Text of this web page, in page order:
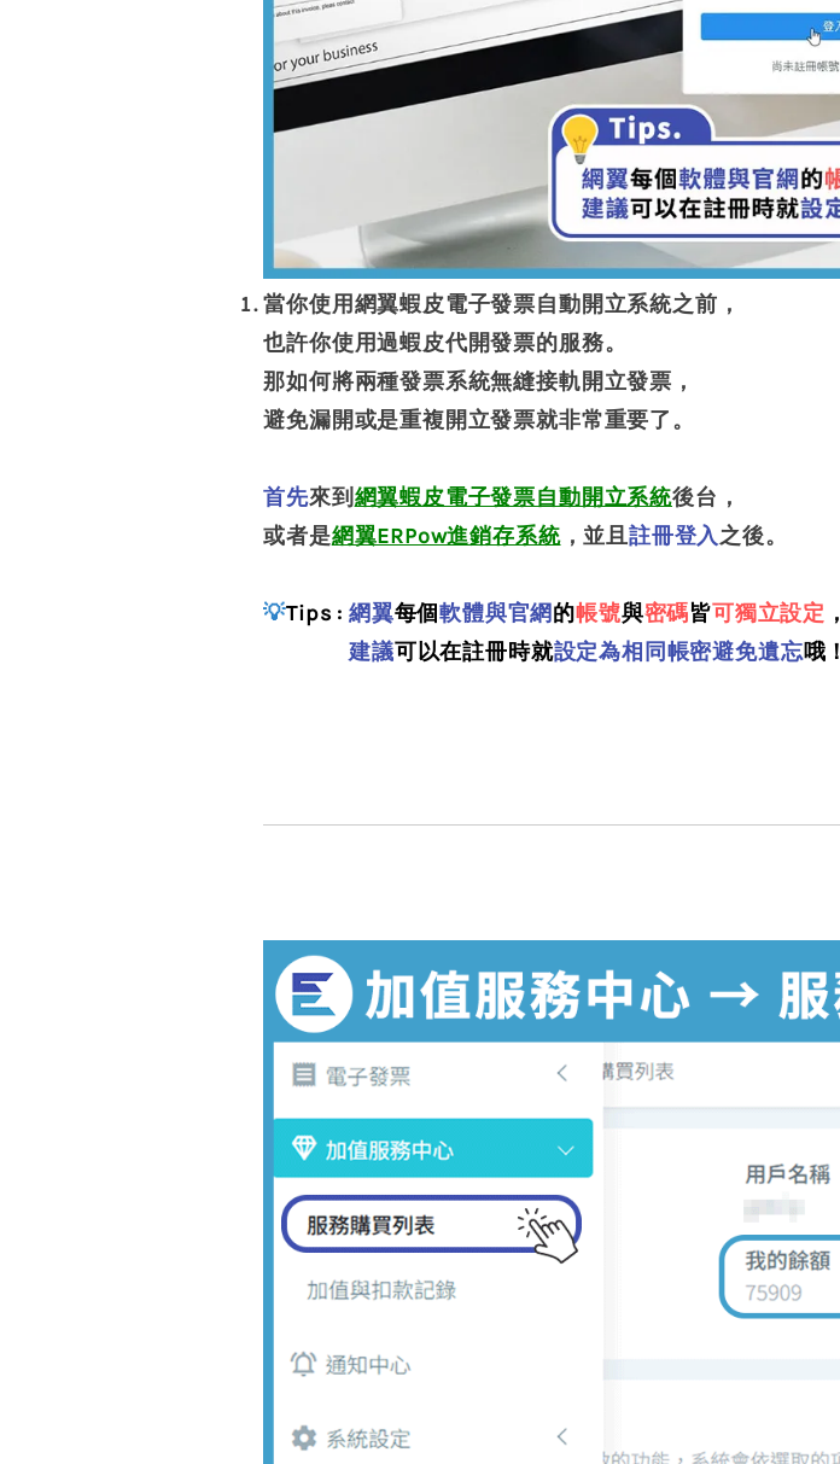
當你使用網翼蝦皮電子發票自動開立系統之前，
也許你使用過蝦皮代開發票的服務。
那如何將兩種發票系統無縫接軌開立發票，
避免漏開或是重複開立發票就非常重要了。
首先來到 網翼蝦皮電子發票自動開立系統後台，
或者是網翼ERPow進銷存系統，並且註冊登入之後。
💡Tips : 網翼每個軟體與官網的帳號與密碼皆可獨立設定 ，
建議可以在註冊時就設定為相同帳密避免遺忘哦！